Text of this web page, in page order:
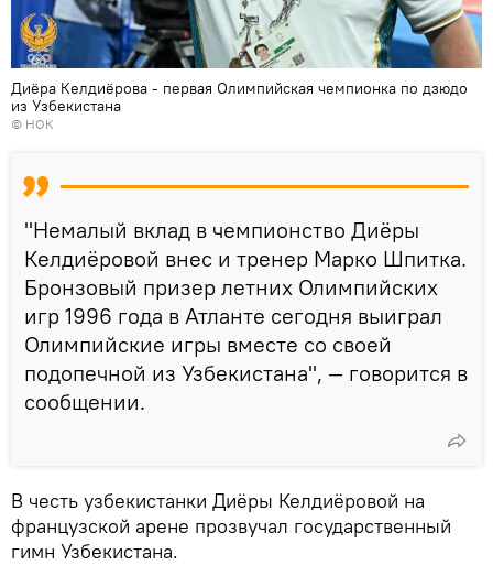
Диёра Келдиёрова - первая Олимпийская чемпионка по дзюдо
из Узбекистана
© НОК
"Немалый вклад в чемпионство Диёры
Келдиёровой внес и тренер Марко Шпитка.
Бронзовый призер летних Олимпийских
игр 1996 года в Атланте сегодня выиграл
Олимпийские игры вместе со своей
подопечной из Узбекистана", — говорится в
сообщении.
В честь узбекистанки Диёры Келдиёровой на
французской арене прозвучал государственный
гимн Узбекистана.